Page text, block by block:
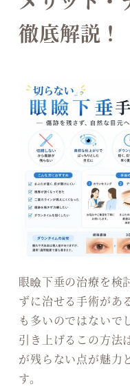
徹底解説！
眼瞼下垂の治療を検
ずに治せる手術があ
も多いのではないで
引き上げるこの方法
が残らない点が魅力
す。